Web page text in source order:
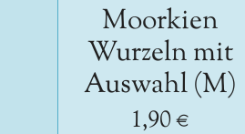
Moorkien
Wurzeln mit
Auswahl (M)
1,90 €